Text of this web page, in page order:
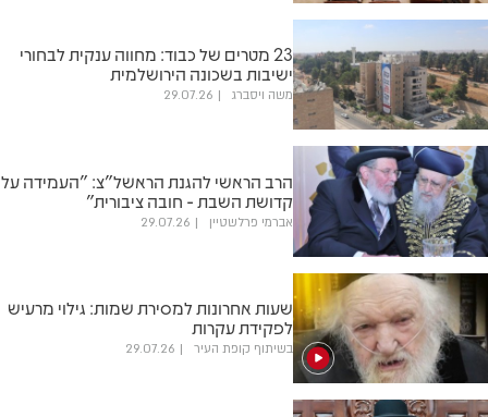
23 מטרים של כבוד: מחווה ענקית לבחורי
ישיבות בשכונה הירושלמית
משה ויסברג 29.07.26
הרב הראשי להגנת הראשל"צ: "העמידה על
קדושת השבת - חובה ציבורית"
אברמי פרלשטיין 29.07.26
שעות אחרונות למסירת שמות: גילוי מרעיש
לפקידת עקרות
בשיתוף קופת העיר 29.07.26